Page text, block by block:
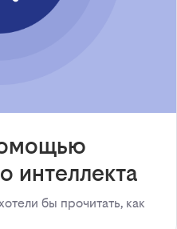
интеллекта
бы прочитать, как